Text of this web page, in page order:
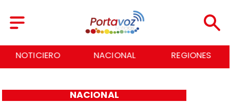
NACIONAL REGIONES ECONOMÍA
NACIONAL